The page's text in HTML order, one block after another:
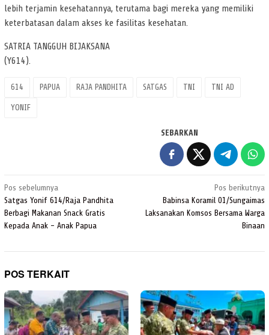
lebih terjamin kesehatannya, terutama bagi mereka yang memiliki
keterbatasan dalam akses ke fasilitas kesehatan.
SATRIA TANGGUH BIJAKSANA
(Y614).
614 PAPUA RAJA PANDHITA SATGAS TNI TNI AD
YONIF
SEBARKAN
Navigasi
pos
Pos sebelumnya
Satgas Yonif 614/Raja Pandhita
Berbagi Makanan Snack Gratis
Kepada Anak – Anak Papua
Pos berikutnya
Babinsa Koramil 01/Sungaimas
Laksanakan Komsos Bersama Warga
Binaan
POS TERKAIT